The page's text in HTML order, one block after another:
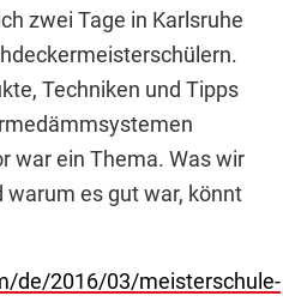
zwei Tage in Karlsruhe
Techniken und Tipps
war ein Thema. Was wir
es gut war, könnt
de/2016/03/meisterschule-